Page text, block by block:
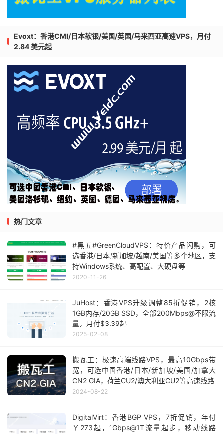
Evoxt：香港CMI/日本软银/美国/英国/马来西亚高速VPS，月付
2.84 美元起
热门文章
#黑五#GreenCloudVPS：特价产品闪购，可
选香港/日本/新加坡/越南/美国等多个地区，支
持Windows系统、高配置、大硬盘等
2020-11-26
JuHost：香港VPS升级调整85折促销，2核
1GB内存/20GB SSD，全部200Mbps@不限流
量，月付$3.39起
2025-02-08
搬瓦工：极速高端线路VPS，最高10Gbps带
宽，可选中国香港/日本/新加坡/美国/加拿大
CN2 GIA，荷兰CU2/澳大利亚CU2等高速线路
2024-08-22
DigitalVirt：香港BGP VPS，7折促销，年付
￥273起，1Gbps@1T流量起步，移动线路